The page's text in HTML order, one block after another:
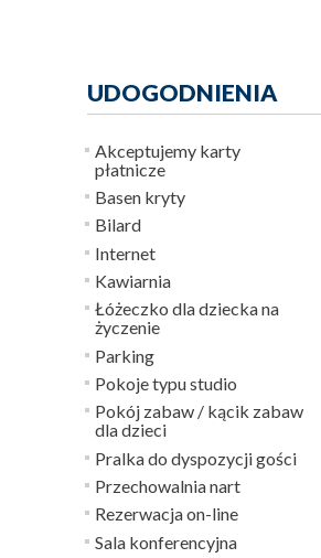
UDOGODNIENIA
Akceptujemy karty
płatnicze
Basen kryty
Bilard
Internet
Kawiarnia
Łóżeczko dla dziecka na
życzenie
Parking
Pokoje typu studio
Pokój zabaw / kącik zabaw
dla dzieci
Pralka do dyspozycji gości
Przechowalnia nart
Rezerwacja on-line
Sala konferencyjna